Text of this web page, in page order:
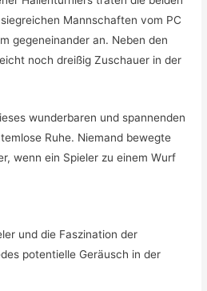
Mannschaften vom PC
gegeneinander an. Neben den
noch dreißig Zuschauer in der
wunderbaren und spannenden
Ruhe. Niemand bewegte
wenn ein Spieler zu einem Wurf
und die Faszination der
potentielle Geräusch in der